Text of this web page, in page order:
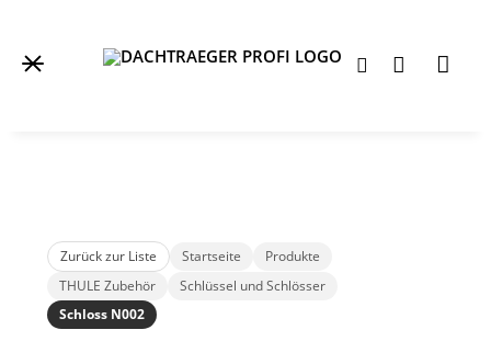
Zurück zur Liste Startseite
Produkte
THULE Zubehör
Schlüssel und Schlösser
Schloss N002